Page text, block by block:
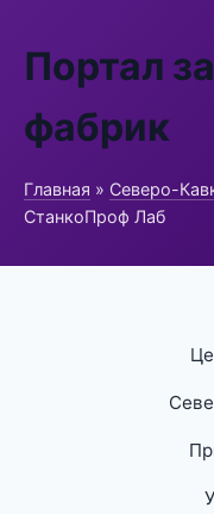
Портал
фабрик
Главная » Северо-
СтанкоПроф Лаб